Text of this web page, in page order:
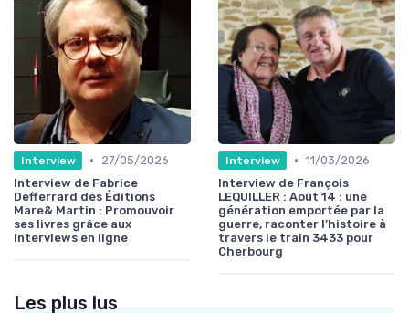
Interview •
27/05/2026
Interview de Fabrice
Defferrard des Éditions
Mare& Martin : Promouvoir
ses livres grâce aux
interviews en ligne
Interview • 11/03/2026
Interview de François
LEQUILLER : Août 14 : une
génération emportée par la
guerre, raconter l’histoire à
travers le train 3433 pour
Cherbourg
Les plus lus